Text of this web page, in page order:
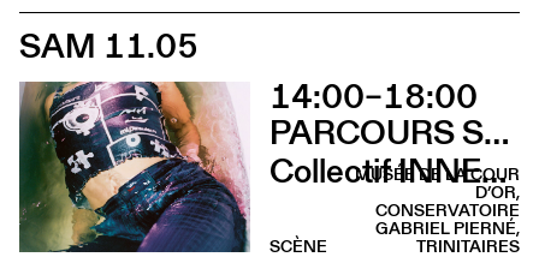
SAM 11.05
14:00–18:00
PARCOURS SUR LA COLLINE SAINTE-CROIX
Collectif INNER LIGHT
MUSÉE DE LA COUR
D’OR,
CONSERVATOIRE
GABRIEL PIERNÉ,
TRINITAIRES
SCÈNE